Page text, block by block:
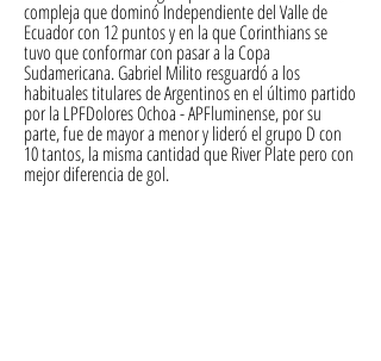
compleja que dominó Independiente del Valle de
Ecuador con 12 puntos y en la que Corinthians se
tuvo que conformar con pasar a la Copa
Sudamericana. Gabriel Milito resguardó a los
habituales titulares de Argentinos en el último partido
por la LPFDolores Ochoa - APFluminense, por su
parte, fue de mayor a menor y lideró el grupo D con
10 tantos, la misma cantidad que River Plate pero con
mejor diferencia de gol.